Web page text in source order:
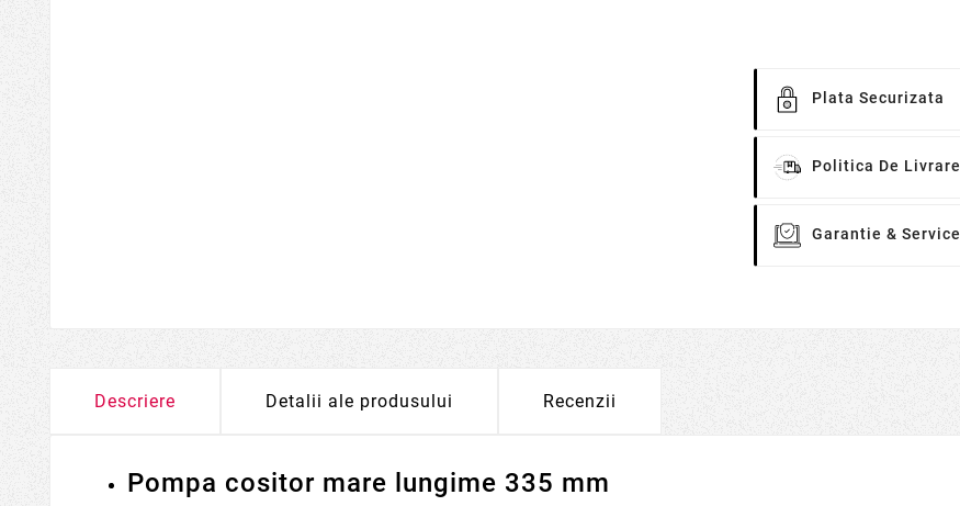
Plata Securizata
Politica De Livrare
Garantie & Service
Descriere Detalii ale produsului Recenzii
Pompa cositor mare lungime 335 mm